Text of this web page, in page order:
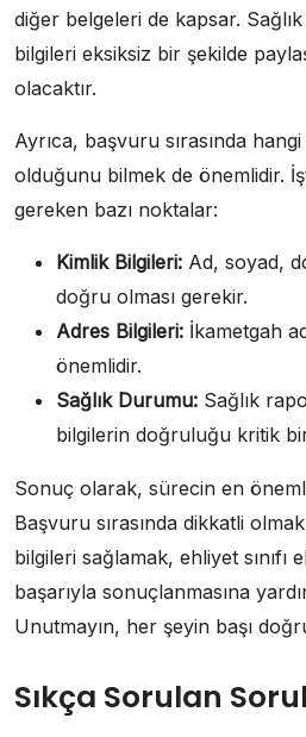
diğer belgeleri de kapsar.
bilgileri eksiksiz bir şekilde
olacaktır.
Ayrıca, başvuru sırasında
olduğunu bilmek de önemlidir.
gereken bazı noktalar:
Kimlik Bilgileri: Ad, soyad,
doğru olması gerekir.
Adres Bilgileri: İkametgah
önemlidir.
Sağlık Durumu: Sağlık
bilgilerin doğruluğu kritik
Sonuç olarak, sürecin en
Başvuru sırasında dikkatli
bilgileri sağlamak, ehliyet sınıfı
başarıyla sonuçlanmasına
Unutmayın, her şeyin başı
Sıkça Sorulan